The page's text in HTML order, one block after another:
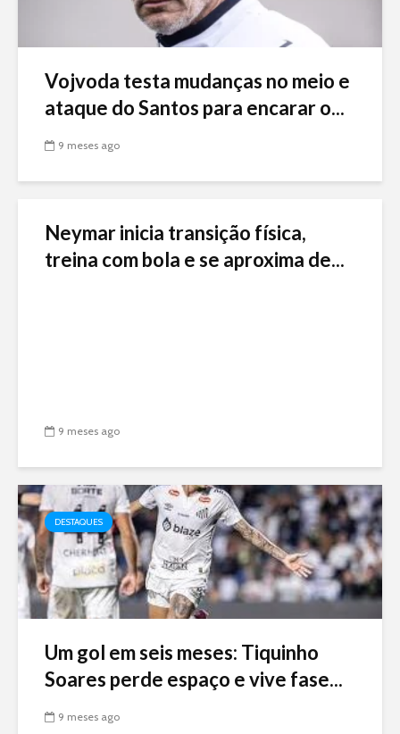
Vojvoda testa mudanças no meio e
ataque do Santos para encarar o...
9 meses ago
Neymar inicia transição física,
treina com bola e se aproxima de...
9 meses ago
DESTAQUES
Um gol em seis meses: Tiquinho
Soares perde espaço e vive fase...
9 meses ago